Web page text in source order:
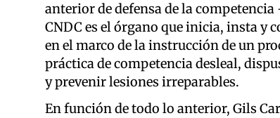
anterior de defensa de la
CNDC es el órgano que inicia, insta y
en el marco de la instrucción de un
práctica de competencia desleal,
y prevenir lesiones irreparables.
En función de todo lo anterior, Gils